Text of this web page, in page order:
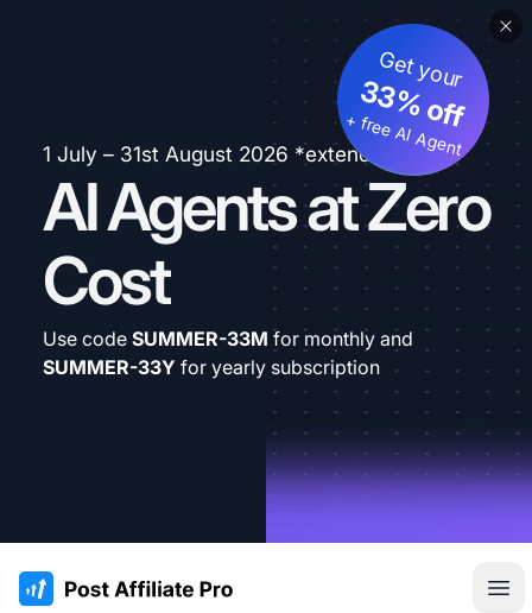
1 July – 31st August 2026 *extended
AI Agents at Zero
Cost
Get your
33% off
+ free AI Agent
Use code SUMMER-33M for monthly and
SUMMER-33Y for yearly subscription
:site.title